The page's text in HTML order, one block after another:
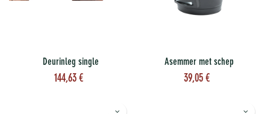
Deurinleg single
144,63€
Asemmer met schep
39,05 €